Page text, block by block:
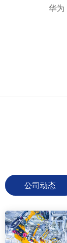
华为
公司动态